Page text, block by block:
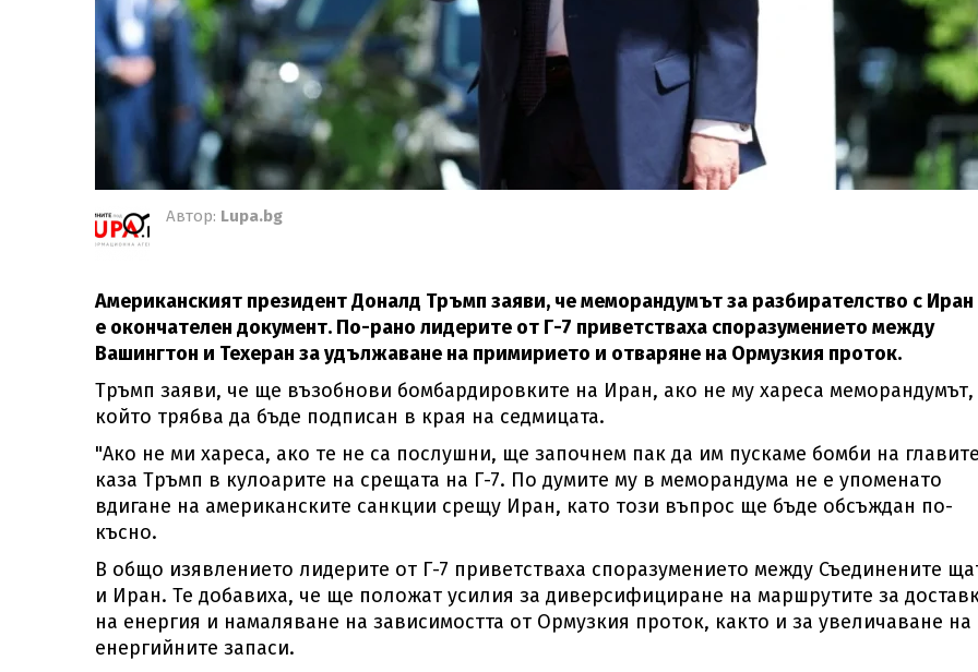
Автор: Lupa.bg
Американският президент Доналд Тръмп заяви, че меморандумът за разбирателство с Иран
е окончателен документ. По-рано лидерите от Г-7 приветстваха споразумението между
Вашингтон и Техеран за удължаване на примирието и отваряне на Ормузкия проток.
Тръмп заяви, че ще възобнови бомбардировките на Иран, ако не му хареса меморандумът,
който трябва да бъде подписан в края на седмицата.
"Ако не ми хареса, ако те не са послушни, ще започнем пак да им пускаме бомби на
каза Тръмп в кулоарите на срещата на Г-7. По думите му в меморандума не е упоменато
вдигане на американските санкции срещу Иран, като този въпрос ще бъде обсъждан по-
късно.
В общо изявлението лидерите от Г-7 приветстваха споразумението между Съединените
и Иран. Те добавиха, че ще положат усилия за диверсифициране на маршрутите за
на енергия и намаляване на зависимостта от Ормузкия проток, както и за увеличаване на
енергийните запаси.